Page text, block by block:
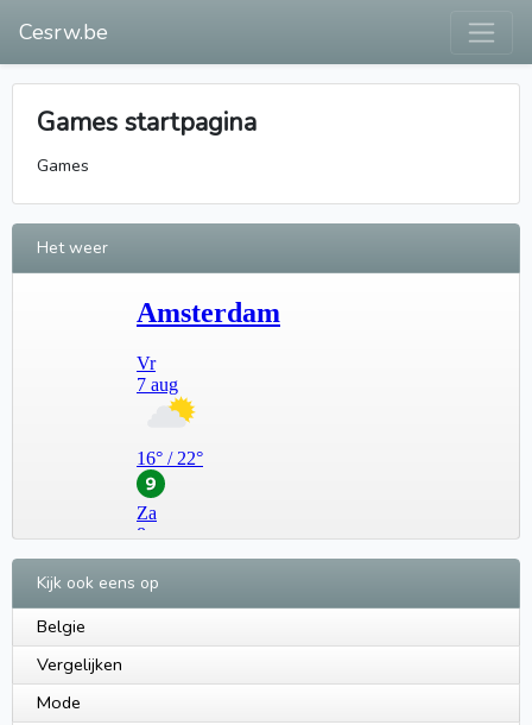
Cesrw.be
Games startpagina
Games
Het weer
Kijk ook eens op
Belgie
Vergelijken
Mode